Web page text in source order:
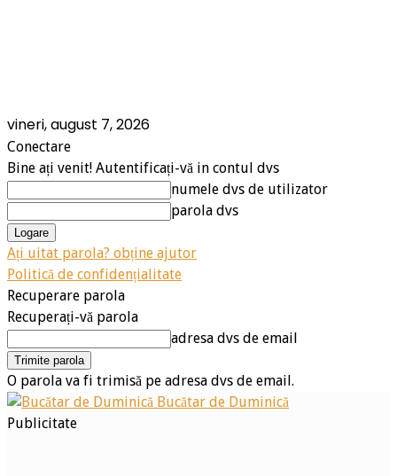
vineri, august 7, 2026
Conectare
Bine ați venit! Autentificați-vă in contul dvs
numele dvs de utilizator
parola dvs
Ați uitat parola? obține ajutor
Politică de confidențialitate
Recuperare parola
Recuperați-vă parola
adresa dvs de email
O parola va fi trimisă pe adresa dvs de email.
Bucătar de Duminică
Publicitate